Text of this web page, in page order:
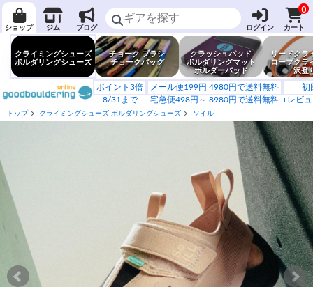
ショップ ジム ブログ ログイン
0
カート
クライミングシューズ
ボルダリングシューズ
チョーク ブラシ
チョークバッグ
クラッシュパッド
ボルダリングマット
ボルダーパッド
リードクラ
ロープクラ
沢登
ポイント3倍
8/31まで
メール便199円 4980円で送料無料
宅急便498円～ 8980円で送料無料
初
+レビ
トップ クライミングシューズ ボルダリングシューズ ソイル